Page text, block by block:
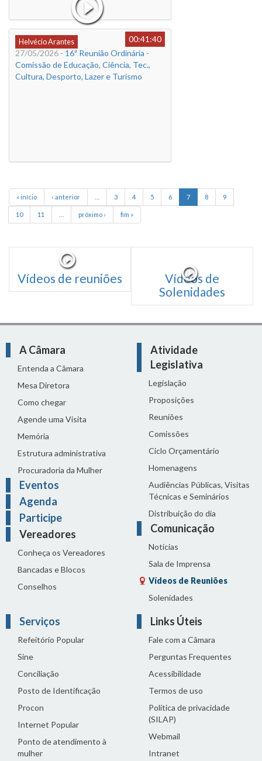
Helvécio Arantes
00:41:40
27/05/2026 - 16ª Reunião Ordinária -
Comissão de Educação, Ciência, Tec.,
Cultura, Desporto, Lazer e Turismo
« início ‹ anterior 3 4 5 6 7 8 9
10 11 próximo › fim »
Vídeos de reuniões
Vídeos de
Solenidades
A Câmara
Entenda a Câmara
Mesa Diretora
Como chegar
Agende uma Visita
Memória
Estrutura administrativa
Procuradoria da Mulher
Eventos
Agenda
Participe
Vereadores
Conheça os Vereadores
Bancadas e Blocos
Conselhos
Atividade
Legislativa
Legislação
Proposições
Reuniões
Comissões
Ciclo Orçamentário
Homenagens
Audiências Públicas, Visitas
Técnicas e Seminários
Distribuição do dia
Comunicação
Notícias
Sala de Imprensa
Vídeos de Reuniões
Solenidades
Serviços
Refeitório Popular
Sine
Conciliação
Posto de Identificação
Procon
Internet Popular
Ponto de atendimento à
mulher
Links Úteis
Fale com a Câmara
Perguntas Frequentes
Acessibilidade
Termos de uso
Política de privacidade
(SILAP)
Webmail
Intranet